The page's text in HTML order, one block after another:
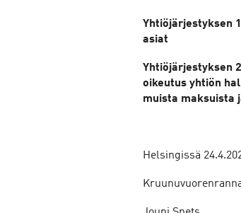
Yhtiöjärjestyksen
asiat
Yhtiöjärjestyksen
oikeutus yhtiön
muista maksuista
Helsingissä